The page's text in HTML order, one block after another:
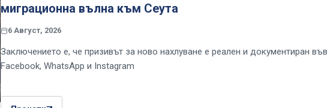
миграционна вълна към Сеута
6 Август, 2026
Заключението е, че призивът за ново нахлуване е реален и документиран във
Facebook, WhatsApp и Instagram